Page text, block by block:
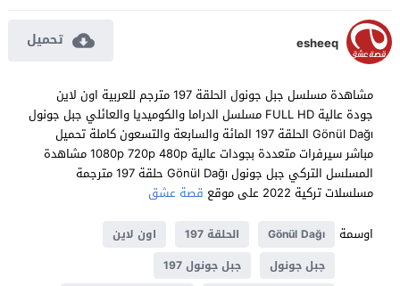
esheeq تحميل
مشاهدة مسلسل جبل جونول الحلقة 197 مترجم للعربية اون لاين
جودة عالية FULL HD مسلسل الدراما والكوميديا والعائلي جبل جونول
Gönül Dağı الحلقة 197 المائة والسابعة والتسعون كاملة تحميل
مباشر سيرفرات متعددة بجودات عالية 1080p 720p 480p مشاهدة
المسلسل التركي جبل جونول Gönül Dağı حلقة 197 مترجمة
مسلسلات تركية 2022 على موقع
قصة عشق
اوسمة
Gönül Dağı الحلقة 197
اون لاين
جبل جونول
جبل جونول 197